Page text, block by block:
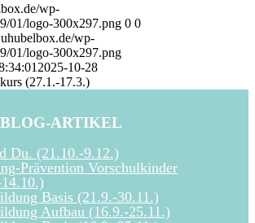
wp-
01/logo-300x297.png 0 0
wp-
01/logo-300x297.png
2025-10-28
(27.1.-17.3.)
ARTIKEL
Du. (21.10.-9.12.)
Prävention Vorschulkinder
Basis (21.9.-30.11.)
Aufbau (16.9.-25.11.)